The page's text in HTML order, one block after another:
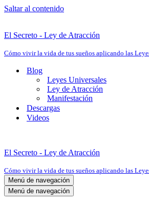
Saltar al contenido
El Secreto - Ley de Atracción
Cómo vivir la vida de tus sueños aplicando las
Blog
Leyes Universales
Ley de Atracción
Manifestación
Descargas
Videos
El Secreto - Ley de Atracción
Cómo vivir la vida de tus sueños aplicando las
Menú de navegación
Menú de navegación